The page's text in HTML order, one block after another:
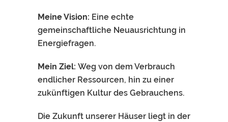
Meine Vision: Eine echte
gemeinschaftliche Neuausrichtung in
Energiefragen.
Mein Ziel: Weg von dem Verbrauch
endlicher Ressourcen, hin zu einer
zukünftigen Kultur des Gebrauchens.
Die Zukunft unserer Häuser liegt in der